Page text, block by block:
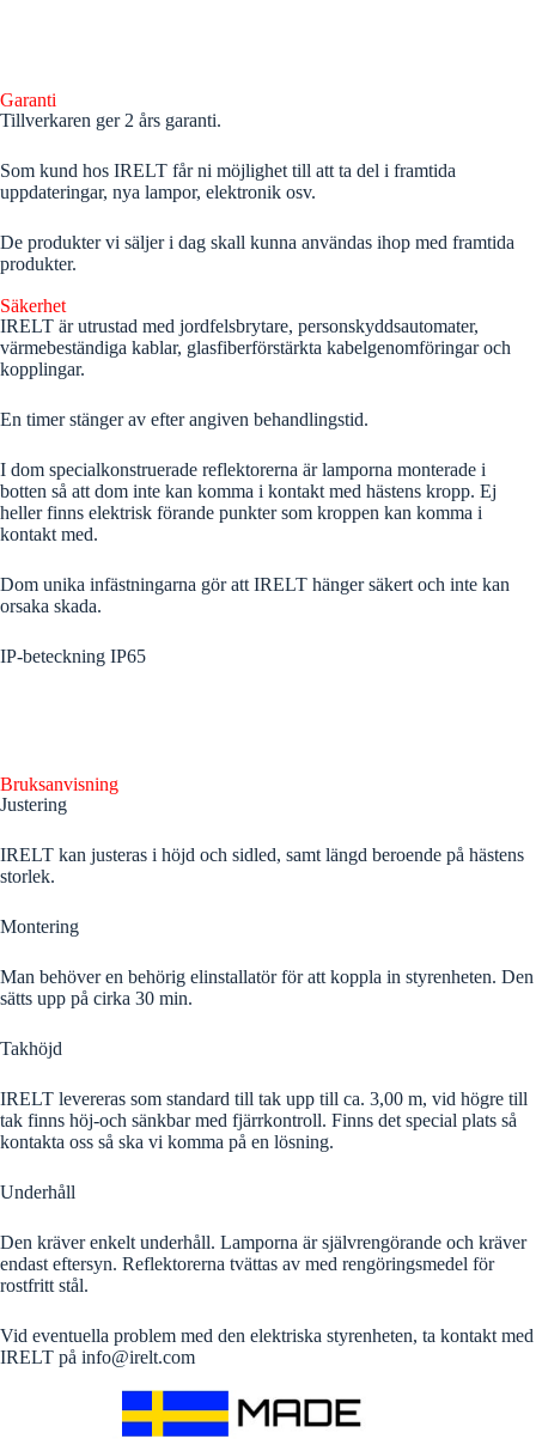
Garanti
Tillverkaren ger 2 års garanti.
Som kund hos IRELT får ni möjlighet till att ta del i framtida
uppdateringar, nya lampor, elektronik osv.
De produkter vi säljer i dag skall kunna användas ihop med framtida
produkter.
Säkerhet
IRELT är utrustad med jordfelsbrytare, personskyddsautomater,
värmebeständiga kablar, glasfiberförstärkta kabelgenomföringar och
kopplingar.
En timer stänger av efter angiven behandlingstid.
I dom specialkonstruerade reflektorerna är lamporna monterade i
botten så att dom inte kan komma i kontakt med hästens kropp. Ej
heller finns elektrisk förande punkter som kroppen kan komma i
kontakt med.
Dom unika infästningarna gör att IRELT hänger säkert och inte kan
orsaka skada.
IP-beteckning IP65
Bruksanvisning
Justering
IRELT kan justeras i höjd och sidled, samt längd beroende på hästens
storlek.
Montering
Man behöver en behörig elinstallatör för att koppla in styrenheten. Den
sätts upp på cirka 30 min.
Takhöjd
IRELT levereras som standard till tak upp till ca. 3,00 m, vid högre till
tak finns höj-och sänkbar med fjärrkontroll. Finns det special plats så
kontakta oss så ska vi komma på en lösning.
Underhåll
Den kräver enkelt underhåll. Lamporna är självrengörande och kräver
endast eftersyn. Reflektorerna tvättas av med rengöringsmedel för
rostfritt stål.
Vid eventuella problem med den elektriska styrenheten, ta kontakt med
IRELT på info@irelt.com